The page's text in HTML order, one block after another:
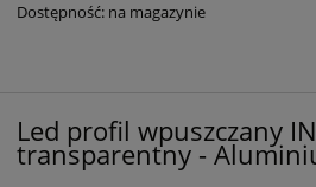
Dostępność: na magazynie
Led profil wpuszczany
transparentny -